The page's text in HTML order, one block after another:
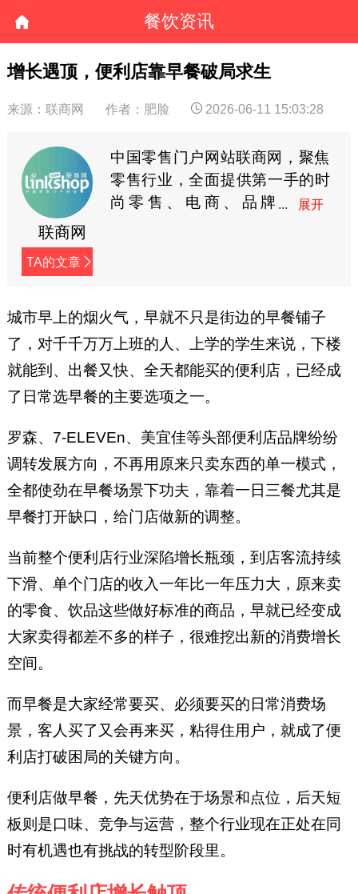
餐饮资讯
增长遇顶，便利店靠早餐破局求生
来源：联商网 作者：肥脸 2026-06-11 15:03:28
联商网
TA的文章
中国零售门户网站联商网，聚焦
零售行业，全面提供第一手的时
尚零售、电商、品牌
城市早上的烟火气，早就不只是街边的早餐铺子
了，对千千万万上班的人、上学的学生来说，下楼
就能到、出餐又快、全天都能买的便利店，已经成
了日常选早餐的主要选项之一。
罗森、7-ELEVEn、美宜佳等头部便利店品牌纷纷
调转发展方向，不再用原来只卖东西的单一模式，
全都使劲在早餐场景下功夫，靠着一日三餐尤其是
早餐打开缺口，给门店做新的调整。
当前整个便利店行业深陷增长瓶颈，到店客流持续
下滑、单个门店的收入一年比一年压力大，原来卖
的零食、饮品这些做好标准的商品，早就已经变成
大家卖得都差不多的样子，很难挖出新的消费增长
空间。
而早餐是大家经常要买、必须要买的日常消费场
景，客人买了又会再来买，粘得住用户，就成了便
利店打破困局的关键方向。
便利店做早餐，先天优势在于场景和点位，后天短
板则是口味、竞争与运营，整个行业现在正处在同
时有机遇也有挑战的转型阶段里。